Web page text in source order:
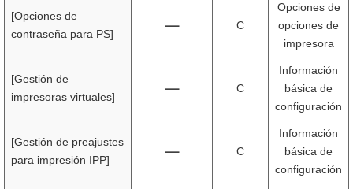
[Opciones de
contraseña para PS]
C
Opciones de
opciones de
impresora
[Gestión de
impresoras virtuales]
C
Información
básica de
configuración
[Gestión de preajustes
para impresión IPP]
C
Información
básica de
configuración